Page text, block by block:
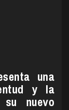
una
y la
su nuevo